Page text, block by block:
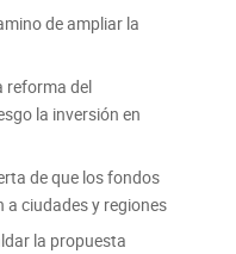
de ampliar la
reforma del
la inversión en
de que los fondos
ciudades y regiones
la propuesta